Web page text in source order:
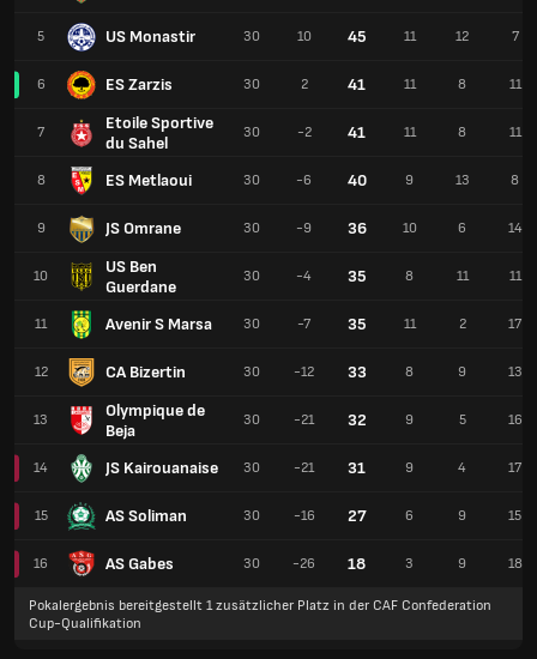
5 US Monastir
6 ES Zarzis
7
Etoile Sportive
du Sahel
8 ES Metlaoui
9 JS Omrane
10
US Ben
Guerdane
11 Avenir S Marsa
12 CA Bizertin
13
Olympique de
Beja
14 JS Kairouanaise
15 AS Soliman
16 AS Gabes
30 10 45 11 12 7
30 2 41 11 8 11
30 -2 41 11 8 11
30 -6 40 9 13 8
30 -9 36 10 6 14
30 -4 35 8 11 11
30 -7 35 11 2 17
30 -12 33 8 9 13
30 -21 32 9 5 16
30 -21 31 9 4 17
30 -16 27 6 9 15
30 -26 18 3 9 18
Pokalergebnis bereitgestellt 1 zusätzlicher Platz in der CAF Confederation
Cup-Qualifikation